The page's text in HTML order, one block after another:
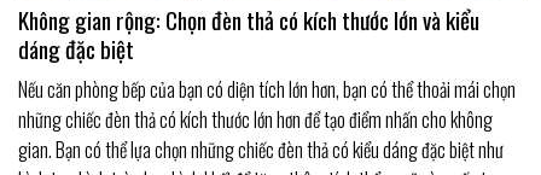
Không gian rộng: Chọn đèn thả có kích thước lớn và kiểu
dáng đặc biệt
Nếu căn phòng bếp của bạn có diện tích lớn hơn, bạn có thể thoải mái chọn
những chiếc đèn thả có kích thước lớn hơn để tạo điểm nhấn cho không
gian. Bạn có thể lựa chọn những chiếc đèn thả có kiểu dáng đặc biệt như